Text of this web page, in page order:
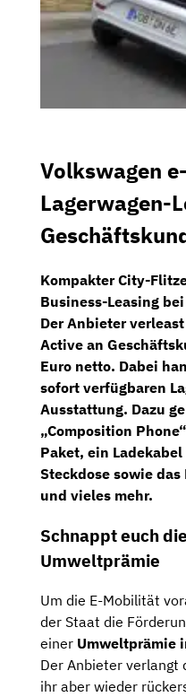
Volkswagen
Lagerwagen-
Kompakter City-
Business-Leasing bei
Der Anbieter
Active an
Euro netto. Dabei
sofort verfügbaren
Ausstattung. Dazu
„Composition
Paket, ein Ladekabel
Steckdose sowie das
und vieles mehr.
Schnappt euch
Umweltprämie
Um die E-Mobilität
der Staat die
einer Umweltprämie
Der Anbieter verlangt
ihr aber wieder